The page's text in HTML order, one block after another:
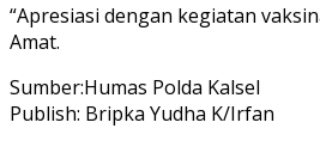
“Apresiasi dengan kegiatan
Amat.
Sumber:Humas Polda Kalsel
Publish: Bripka Yudha K/Irfan